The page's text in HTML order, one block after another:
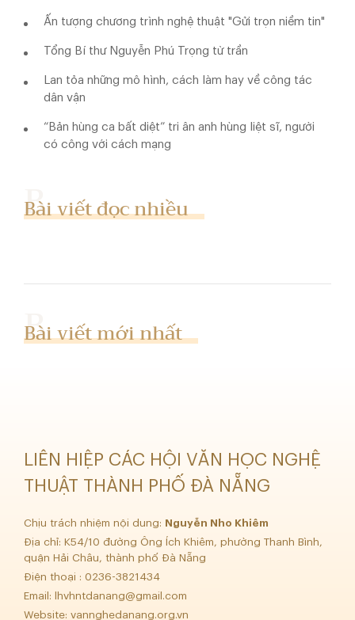
Ấn tượng chương trình nghệ thuật "Gửi trọn niềm tin"
Tổng Bí thư Nguyễn Phú Trọng từ trần
Lan tỏa những mô hình, cách làm hay về công tác
dân vận
“Bản hùng ca bất diệt” tri ân anh hùng liệt sĩ, người
có công với cách mạng
Bài viết đọc nhiều
Bài viết mới nhất
LIÊN HIỆP CÁC HỘI VĂN HỌC NGHỆ
THUẬT THÀNH PHỐ ĐÀ NẴNG
Chịu trách nhiệm nội dung: Nguyễn Nho Khiêm
Địa chỉ: K54/10 đường Ông Ích Khiêm, phường Thanh Bình,
quận Hải Châu, thành phố Đà Nẵng
Điện thoại : 0236-3821434
Email:
lhvhntdanang@gmail.com
Website: vannghedanang.org.vn